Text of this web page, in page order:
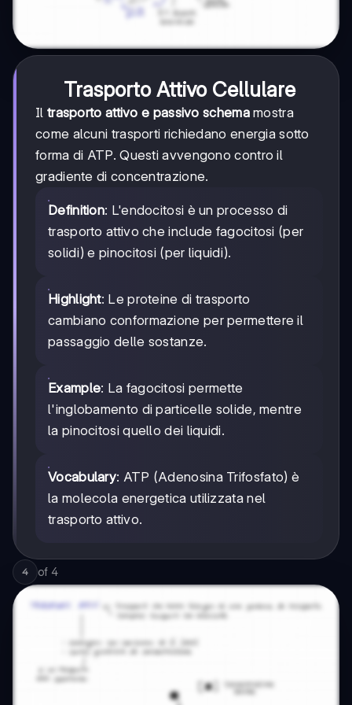
Trasporto Attivo Cellulare
Il trasporto attivo e passivo schemamostra
come alcuni trasporti richiedano energia sotto
forma di ATP. Questi avvengono contro il
gradiente di concentrazione.
Definition: L'endocitosi è un processo di
trasporto attivo che include fagocitosi (per
solidi) e pinocitosi (per liquidi).
Highlight: Le proteine di trasporto
cambiano conformazione per permettere il
passaggio delle sostanze.
Example: La fagocitosi permette
l'inglobamento di particelle solide, mentre
la pinocitosi quello dei liquidi.
Vocabulary: ATP (Adenosina Trifosfato) è
la molecola energetica utilizzata nel
trasporto attivo.
4 of 4